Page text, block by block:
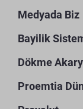
Medyada Biz
Bayilik
Dökme
Proemtia